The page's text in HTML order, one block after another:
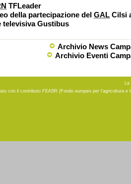
TFLeader
della partecipazione del GAL Cilsi
televisiva Gustibus
Archivio News
Archivio Eventi
con il contributo FEASR (Fondo europeo per l'agricoltura